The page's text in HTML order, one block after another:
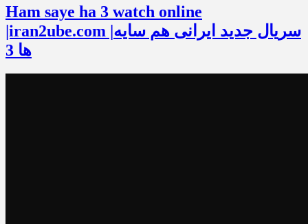
Ham saye ha 3 watch online
|iran2ube.com |سریال جدید ایرانی هم سایه
ها 3